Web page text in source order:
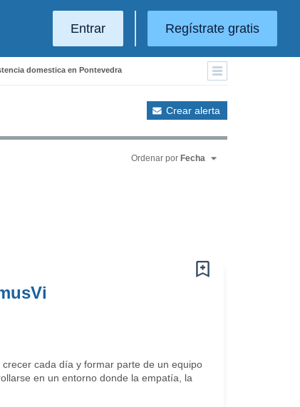
Entrar Regístrate gratis
domestica en Pontevedra
Crear alerta
Ordenar por Fecha
cada día y formar parte de un equipo
en un entorno donde la empatía, la